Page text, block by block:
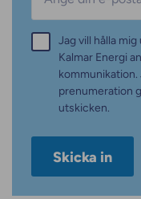
Samtycke*
Jag vill hålla
Kalmar Energi
kommunikation.
prenumeration
utskicken.